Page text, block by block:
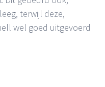
terwijl deze,
wel goed uitgevoerd